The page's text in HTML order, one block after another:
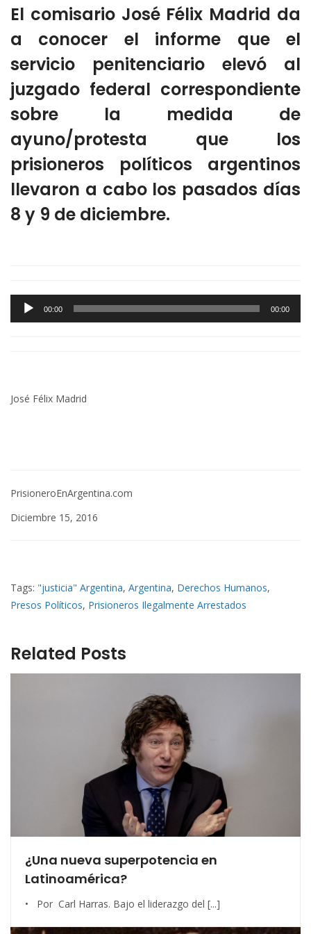
El comisario José Félix Madrid da
a conocer el informe que el
servicio penitenciario elevó al
juzgado federal correspondiente
sobre la medida de
ayuno/protesta que los
prisioneros políticos argentinos
llevaron a cabo los pasados días
8 y 9 de diciembre.
Audio
Player
00:00 00:00
José Félix Madrid
PrisioneroEnArgentina.com
Diciembre 15, 2016
Tags: "justicia" Argentina, Argentina, Derechos Humanos,
Presos Políticos, Prisioneros Ilegalmente Arrestados
Related Posts
¿Una nueva superpotencia en
Latinoamérica?
• Por Carl Harras. Bajo el liderazgo del [...]